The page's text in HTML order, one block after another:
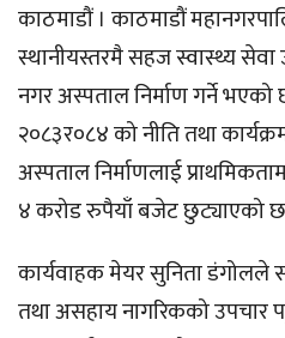
काठमाडौं । काठमाडौं
स्थानीयस्तरमै सहज स्वास्थ्य सेवा
नगर अस्पताल निर्माण गर्ने
२०८३र०८४ को नीति तथा
अस्पताल निर्माणलाई
४ करोड रुपैयाँ बजेट छुट्याएको
कार्यवाहक मेयर सुनिता डंगोलले
तथा असहाय नागरिकको